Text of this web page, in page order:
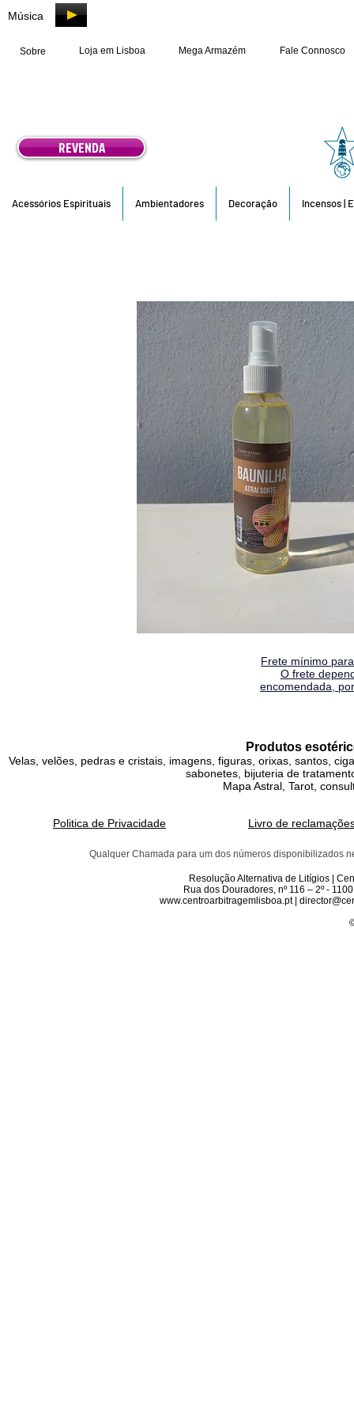
Música
Sobre Loja em Lisboa Mega Armazém Fale Connosco
REVENDA
Acessórios Espirituais Ambientadores Decoração Incensos |
Frete mínimo
O frete
encomendada,
Produtos
Velas, velões, pedras e cristais, imagens, figuras, orixas, santos,
sabonetes, bijuteria de
Mapa Astral, Tarot,
Politica de Privacidade Livro de
Qualquer Chamada para um dos números disponibilizados
Resolução Alternativa de Litígios |
Rua dos Douradores, nº 116 – 2º -
www.centroarbitragemlisboa.pt |